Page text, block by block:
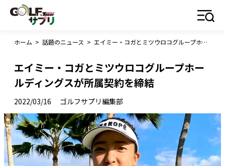
ホーム > 話題のニュース > エイミー・コガとミツウロコグループホールディングスが所属契約を締結
エイミー・コガとミツウロコグループホー
ルディングスが所属契約を締結
2022/03/16 ゴルフサプリ編集部